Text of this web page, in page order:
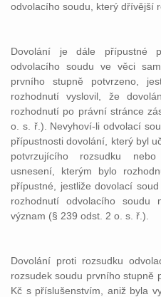
odvolacího soudu, který dřívější
Dovolání je dále přípustné
odvolacího soudu ve věci
prvního stupně potvrzeno,
rozhodnutí vyslovil, že
rozhodnutí po právní stránce
o. s. ř.). Nevyhoví-li odvolací
přípustnosti dovolání, který byl
potvrzujícího rozsudku
usnesení, kterým bylo
přípustné, jestliže dovolací
rozhodnutí odvolacího
význam (§ 239 odst. 2 o. s. ř.).
Dovolání proti rozsudku
rozsudek soudu prvního stupně
Kč s příslušenstvím, aniž byla